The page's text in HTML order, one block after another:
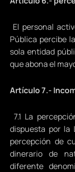
El personal
Pública percibe
sola entidad
que abona el
Artículo 7.-
7.1 La
dispuesta por la
percepción de
dinerario de
diferente